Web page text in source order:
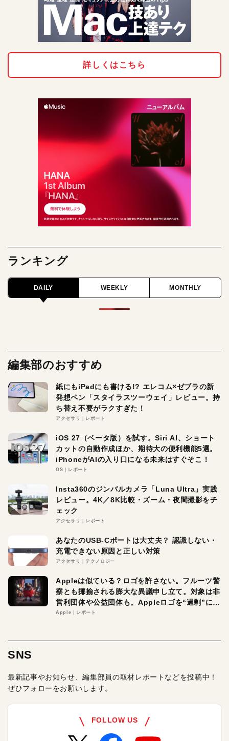
詳しくはこちら
ランキング
DAILY WEEKLY MONTHLY
編集部のおすすめ
紙にもiPadにも書ける!? エレコム×ゼブラの新
発想ペン「スタイラスツーウェイ」レビュー。持
ち替え不要がラクすぎた！
アクセサリ レポート
iOS 27（ベータ版）を試す。Siri AI、ショート
カットの自動作成ほか、期待大の便利機能5選。
iPhoneがAIの入り口になる未来はすぐそこ！
OS レポート
Insta360のジンバルカメラ「Luna Ultra」実践
レビュー。4K／8K比較・ズーム・夜間撮影をチ
ェック
アクセサリ レポート
あなたのUSB-Cポートは大丈夫？ 認識しない・
充電できない原因と正しい対策
アクセサリ テクノロジー
Appleは似ている？ロゴを許さない。フルーツ警
察とも揶揄される膨大な異議申し立て。対象は非
営利団体や公益団体も。Appleロゴを“過剰”に守
る理由とは
Apple レポート
SNS
最新記事やお知らせ、編集部員の取材レポートなどを投稿中！
ぜひフォローをお願いします。
FOLLOW US